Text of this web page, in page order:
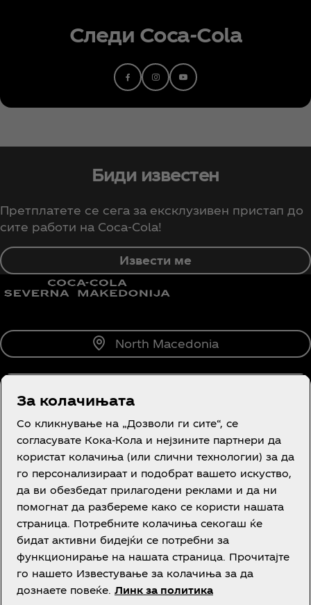
Следи Coca‑Cola
Биди известен
Претплатете се сега за ексклузивен пристап до
сите работи на Coca‑Cola!
Извести ме
North Macedonia
Потребна е помош?
Правни одредби
За колачињата
Со кликнување на „Дозволи ги сите“, се
согласувате Кока-Кола и нејзините партнери да
користат колачиња (или слични технологии) за да
го персонализираат и подобрат вашето искуство,
да ви обезбедат прилагодени реклами и да ни
помогнат да разбереме како се користи нашата
страница. Потребните колачиња секогаш ќе
бидат активни бидејќи се потребни за
функционирање на нашата страница. Прочитајте
го нашето Известување за колачиња за да
дознаете повеќе. Линк за политика